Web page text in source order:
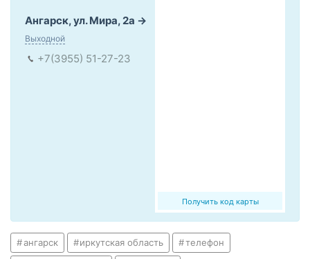
Получить код карты
Ангарск, ул. Мира, 2а
Выходной
+7(3955) 51-27-23
ангарск иркутская область телефон